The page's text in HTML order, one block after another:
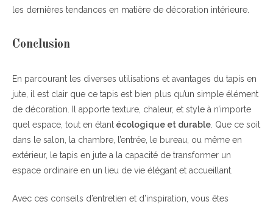
les dernières tendances en matière de décoration intérieure.
Conclusion
En parcourant les diverses utilisations et avantages du tapis en
jute, il est clair que ce tapis est bien plus qu’un simple élément
de décoration. Il apporte texture, chaleur, et style à n’importe
quel espace, tout en étant écologique et durable . Que ce soit
dans le salon, la chambre, l’entrée, le bureau, ou même en
extérieur, le tapis en jute a la capacité de transformer un
espace ordinaire en un lieu de vie élégant et accueillant.
Avec ces conseils d’entretien et d’inspiration, vous êtes